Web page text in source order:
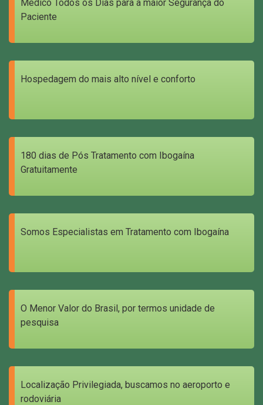
Médico Todos os Dias para a maior Segurança do
Paciente
Hospedagem do mais alto nível e conforto
180 dias de Pós Tratamento com Ibogaína
Gratuitamente
Somos Especialistas em Tratamento com Ibogaína
O Menor Valor do Brasil, por termos unidade de
pesquisa
Localização Privilegiada, buscamos no aeroporto e
rodoviária